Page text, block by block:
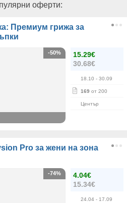
оферти:
Премиум грижа за
15.29€
30.68€
18.10 - 30.09
169 от 200
Център
-50%
Pro за жени на зона
4.04€
15.34€
24.04 - 17.09
-74%